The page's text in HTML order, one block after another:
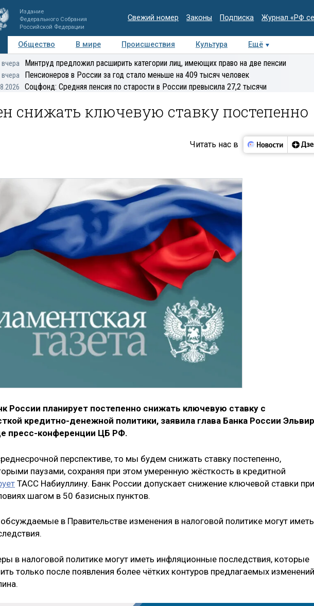
Издание
Федерального Собрания
Российской Федерации
Свежий номер Законы Подписка Журнал «РФ
Общество В мире Происшествия Культура
Ещё
Мнения Регионы Медиацентр Интервью Колумнисты
вчера Минтруд предложил расширить категории лиц, имеющих право на две пенсии
вчера Пенсионеров в России за год стало меньше на 409 тысяч человек
Соцфонд: Средняя пенсия по старости в России превысила 27,2 тысячи
снижать ключевую ставку постепенно
Читать нас в
России планирует постепенно снижать ключевую ставку с
кредитно-денежной политики, заявила глава Банка России
пресс-конференции ЦБ РФ.
перспективе, то мы будем снижать ставку постепенно,
паузами, сохраняя при этом умеренную жёсткость в кредитной
ТАСС Набиуллину. Банк России допускает снижение ключевой ставки при
шагом в 50 базисных пунктов.
в Правительстве изменения в налоговой политике могут иметь
в налоговой политике могут иметь инфляционные последствия, которые
только после появления более чётких контуров предлагаемых